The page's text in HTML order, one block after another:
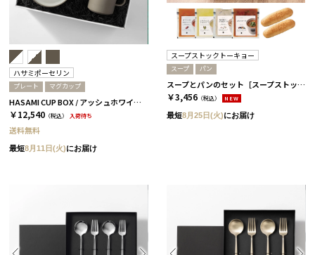
ハサミポーセリン
プレート マグカップ
HASAMI CUP BOX / アッシュホワイト［ハサミポーセリン］
￥12,540 （税込） 入荷待ち
送料無料
最短8月11日(火)にお届け
スープストックトーキョー
スープ パン
スープとパンのセット［スープストックトーキョー］ 4パック
￥3,456 （税込） NEW
最短8月25日(火)にお届け